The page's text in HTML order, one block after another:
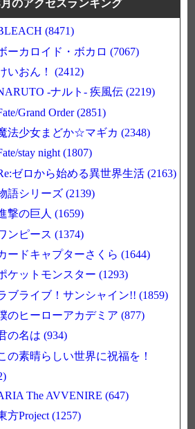
のアクセスランキング
(8471)
ーカロイド・ボカロ (7067)
いおん！ (2412)
-ナルト- 疾風伝 (2219)
Grand Order (2851)
法少女まどか☆マギカ (2348)
stay night (1807)
ゼロから始める異世界生活 (2163)
語シリーズ (2139)
撃の巨人 (1659)
ンピース (1374)
ードキャプターさくら (1644)
ケットモンスター (1293)
ブライブ！サンシャイン!! (1859)
のヒーローアカデミア (877)
の名は (934)
の素晴らしい世界に祝福を！
The AVVENIRE (647)
方Project (1257)